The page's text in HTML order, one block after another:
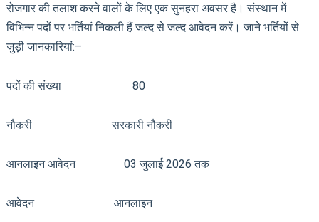
रोजगार की तलाश करने वालों के लिए एक सुनहरा अवसर है। संस्थान में
विभिन्न पदों पर भर्तियां निकली हैं जल्द से जल्द आवेदन करें। जाने भर्तियों से
जुड़ी जानकारियां:–
पदों की संख्या 80
नौकरी सरकारी नौकरी
आनलाइन आवेदन 03 जुलाई 2026 तक
आवेदन आनलाइन